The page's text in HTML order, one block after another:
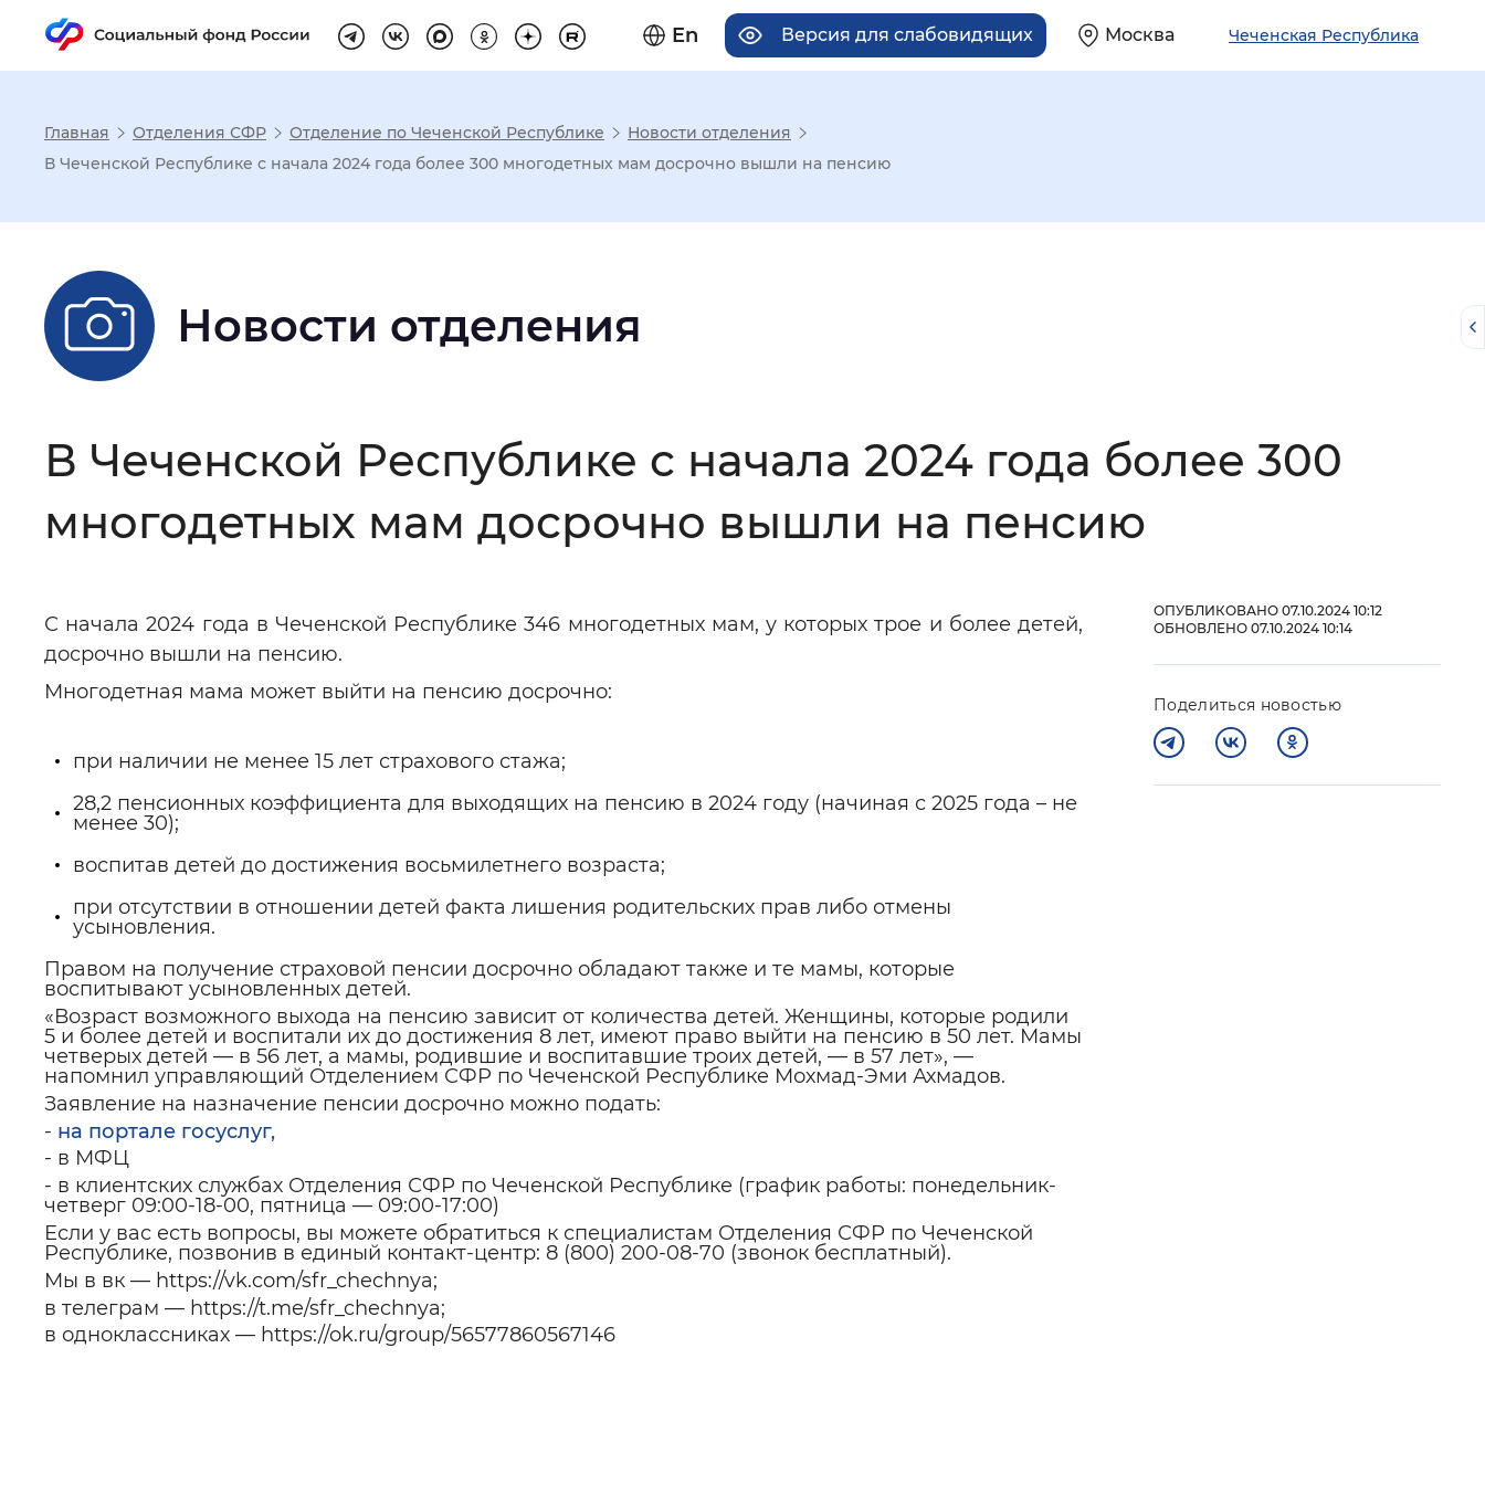
En Версия для слабовидящих Москва Чеченская Республика
Настройка режима отображения
Шрифт: Без засечек С засечками
Интервал между буквами Нормальный
Цвет сайта: Монохромный Инверсивный монохромный Синий фон
Изображения: Включены Выключены
Звуковой ассистент Воспроизвести
Вернуть стандартные настройки
Главная Отделения СФР Отделение по Чеченской Республике
Новости отделения
В Чеченской Республике с начала 2024 года более 300 многодетных мам досрочно вышли на пенсию
Новости отделения
В Чеченской Республике с начала 2024 года более 300
многодетных мам досрочно вышли на пенсию
С начала 2024 года в Чеченской Республике 346 многодетных мам, у которых трое и более детей,
досрочно вышли на пенсию.
Многодетная мама может выйти на пенсию досрочно:
при наличии не менее 15 лет страхового стажа;
28,2 пенсионных коэффициента для выходящих на пенсию в 2024 году (начиная с 2025 года – не
менее 30);
воспитав детей до достижения восьмилетнего возраста;
при отсутствии в отношении детей факта лишения родительских прав либо отмены
усыновления.
Правом на получение страховой пенсии досрочно обладают также и те мамы, которые
воспитывают усыновленных детей.
«Возраст возможного выхода на пенсию зависит от количества детей. Женщины, которые родили
5 и более детей и воспитали их до достижения 8 лет, имеют право выйти на пенсию в 50 лет. Мамы
четверых детей — в 56 лет, а мамы, родившие и воспитавшие троих детей, — в 57 лет», —
напомнил управляющий Отделением СФР по Чеченской Республике Мохмад-Эми Ахмадов.
Заявление на назначение пенсии досрочно можно подать:
- на портале госуслуг,
- в МФЦ
- в клиентских службах Отделения СФР по Чеченской Республике (график работы: понедельник-
четверг 09:00-18-00, пятница — 09:00-17:00)
Если у вас есть вопросы, вы можете обратиться к специалистам Отделения СФР по Чеченской
Республике, позвонив в единый контакт-центр: 8 (800) 200-08-70 (звонок бесплатный).
Мы в вк — https://vk.com/sfr_chechnya;
в телеграм — https://t.me/sfr_chechnya;
в одноклассниках — https://ok.ru/group/56577860567146
ОПУБЛИКОВАНО 07.10.2024 10:12
ОБНОВЛЕНО 07.10.2024 10:14
Поделиться новостью